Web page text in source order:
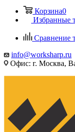
Корзина0
Избранные
Сравнение
info@worksharp.ru
Офис: г. Москва,